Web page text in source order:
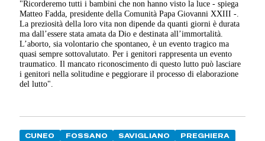
"Ricorderemo tutti i bambini che non hanno visto la luce - spiega
Matteo Fadda, presidente della Comunità Papa Giovanni XXIII -.
La preziosità della loro vita non dipende da quanti giorni è durata
ma dall’essere stata amata da Dio e destinata all’immortalità.
L’aborto, sia volontario che spontaneo, è un evento tragico ma
quasi sempre sottovalutato. Per i genitori rappresenta un evento
traumatico. Il mancato riconoscimento di questo lutto può lasciare
i genitori nella solitudine e peggiorare il processo di elaborazione
del lutto".
CUNEO FOSSANO SAVIGLIANO
PREGHIERA